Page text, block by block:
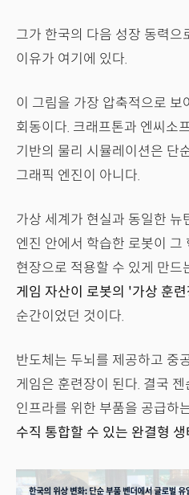
그가 한국의 다음 성장 동력으
이유가 여기에 있다.
이 그림을 가장 압축적으로 보
회동이다. 크래프톤과 엔씨소
기반의 물리 시뮬레이션은 단
그래픽 엔진이 아니다.
가상 세계가 현실과 동일한 뉴
엔진 안에서 학습한 로봇이 그
현장으로 적용할 수 있게 만드
게임 자산이 로봇의 '가상 훈
순간이었던 것이다.
반도체는 두뇌를 제공하고 중
게임은 훈련장이 된다. 결국
인프라를 위한 부품을 공급하
수직 통합할 수 있는 완결형 생